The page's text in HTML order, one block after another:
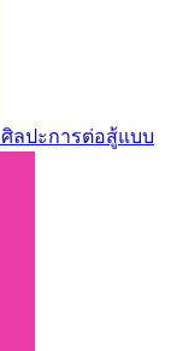
ศิลปะการต่อสู้แบบ